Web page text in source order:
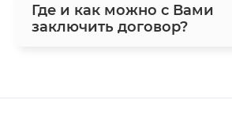
Где и как можно с Вами
заключить договор?